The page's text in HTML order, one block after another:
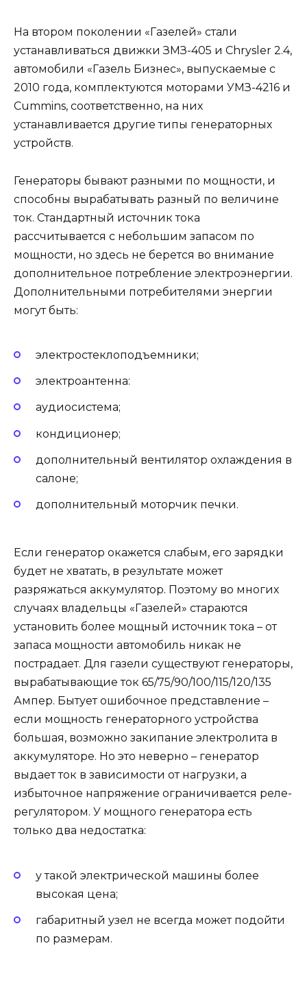
На втором поколении «Газелей» стали
устанавливаться движки ЗМЗ-405 и Chrysler 2.4,
автомобили «Газель Бизнес», выпускаемые с
2010 года, комплектуются моторами УМЗ-4216 и
Cummins, соответственно, на них
устанавливается другие типы генераторных
устройств.
Генераторы бывают разными по мощности, и
способны вырабатывать разный по величине
ток. Стандартный источник тока
рассчитывается с небольшим запасом по
мощности, но здесь не берется во внимание
дополнительное потребление электроэнергии.
Дополнительными потребителями энергии
могут быть:
электростеклоподъемники;
электроантенна:
аудиосистема;
кондиционер;
дополнительный вентилятор охлаждения в
салоне;
дополнительный моторчик печки.
Если генератор окажется слабым, его зарядки
будет не хватать, в результате может
разряжаться аккумулятор. Поэтому во многих
случаях владельцы «Газелей» стараются
установить более мощный источник тока – от
запаса мощности автомобиль никак не
пострадает. Для газели существуют генераторы,
вырабатывающие ток 65/75/90/100/115/120/135
Ампер. Бытует ошибочное представление –
если мощность генераторного устройства
большая, возможно закипание электролита в
аккумуляторе. Но это неверно – генератор
выдает ток в зависимости от нагрузки, а
избыточное напряжение ограничивается реле-
регулятором. У мощного генератора есть
только два недостатка:
у такой электрической машины более
высокая цена;
габаритный узел не всегда может подойти
по размерам.